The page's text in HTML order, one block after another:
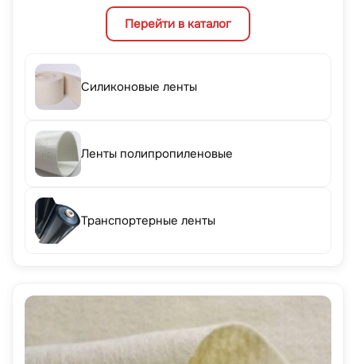
Перейти в каталог
Силиконовые ленты
Ленты полипропиленовые
Транспортерные ленты